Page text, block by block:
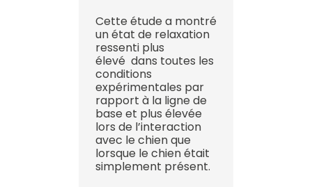
Cette étude a montré
un état de relaxation
ressenti plus
élevé dans toutes les
conditions
expérimentales par
rapport à la ligne de
base et plus élevée
lors de l’interaction
avec le chien que
lorsque le chien était
simplement présent.